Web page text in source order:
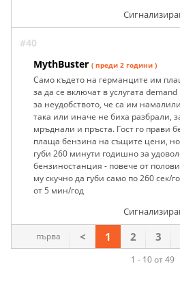
#40
MythBuster ( преди 2 години )
Само където на германците им
за да се включат в услугата
за неудобството, че са им
така или иначе не биха разбрали,
мръднали и пръста. Гост го прави
плаща бензина на същите цени, но
губи 260 минути годишно за
бензиностанция - повече от
му скучно да губи само по 260 сек/
от 5 мин/год
1 - 10 от 49
първа < 1 2 3